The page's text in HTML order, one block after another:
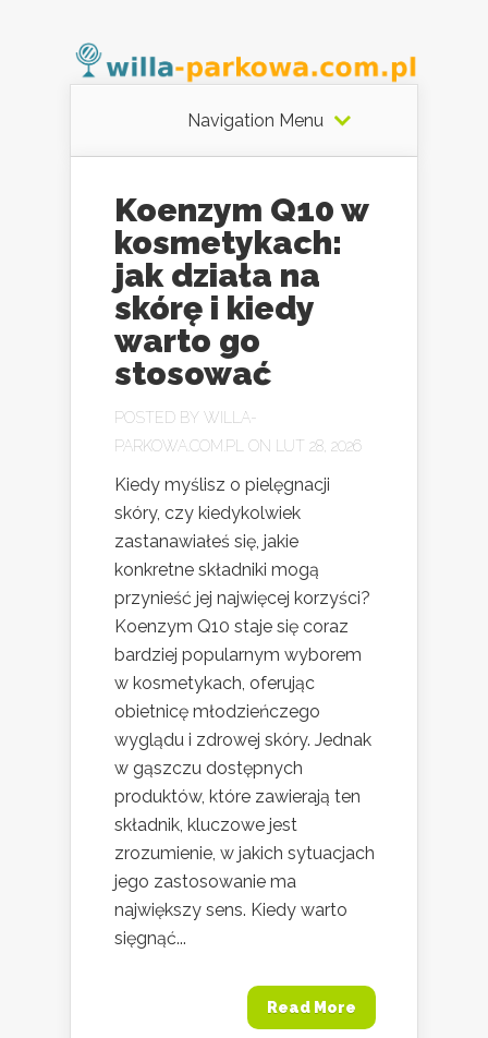
Navigation Menu
Koenzym Q10 w
kosmetykach:
jak działa na
skórę i kiedy
warto go
stosować
POSTED BY WILLA-
PARKOWA.COM.PL
ON LUT 28, 2026
Kiedy myślisz o pielęgnacji
skóry, czy kiedykolwiek
zastanawiałeś się, jakie
konkretne składniki mogą
przynieść jej najwięcej korzyści?
Koenzym Q10 staje się coraz
bardziej popularnym wyborem
w kosmetykach, oferując
obietnicę młodzieńczego
wyglądu i zdrowej skóry. Jednak
w gąszczu dostępnych
produktów, które zawierają ten
składnik, kluczowe jest
zrozumienie, w jakich sytuacjach
jego zastosowanie ma
największy sens. Kiedy warto
sięgnąć...
Read More